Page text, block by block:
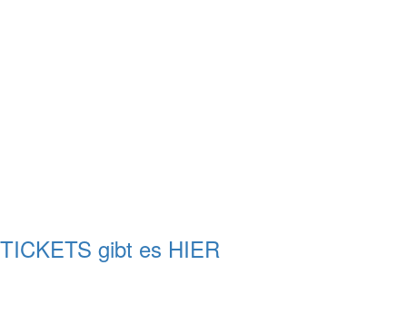
TICKETS gibt es HIER